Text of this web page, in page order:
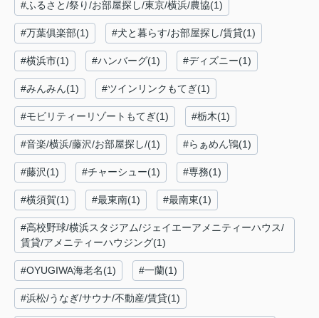
#ふるさと/祭り/お部屋探し/東京/横浜/農協(1)
#万葉俱楽部(1) #犬と暮らす/お部屋探し/賃貸(1)
#横浜市(1) #ハンバーグ(1) #ディズニー(1)
#みんみん(1) #ツインリンクもてぎ(1)
#モビリティーリゾートもてぎ(1) #栃木(1)
#音楽/横浜/藤沢/お部屋探し/(1) #らぁめん鴇(1)
#藤沢(1) #チャーシュー(1) #専務(1)
#横須賀(1) #最東南(1) #最南東(1)
#高校野球/横浜スタジアム/ジェイエーアメニティーハウス/
賃貸/アメニティーハウジング(1)
#OYUGIWA海老名(1) #一蘭(1)
#浜松/うなぎ/サウナ/不動産/賃貸(1)